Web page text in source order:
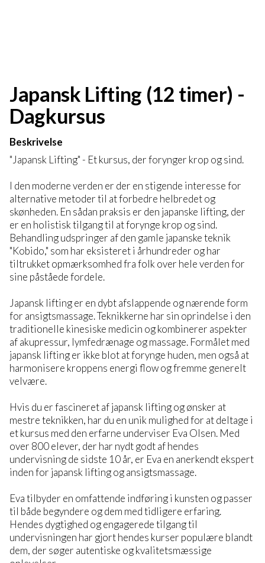
Japansk Lifting (12 timer) -
Dagkursus
Beskrivelse
"Japansk Lifting" - Et kursus, der forynger krop og sind.
I den moderne verden er der en stigende interesse for
alternative metoder til at forbedre helbredet og
skønheden. En sådan praksis er den japanske lifting, der
er en holistisk tilgang til at forynge krop og sind.
Behandling udspringer af den gamle japanske teknik
"Kobido," som har eksisteret i århundreder og har
tiltrukket opmærksomhed fra folk over hele verden for
sine påståede fordele.
Japansk lifting er en dybt afslappende og nærende form
for ansigtsmassage. Teknikkerne har sin oprindelse i den
traditionelle kinesiske medicin og kombinerer aspekter
af akupressur, lymfedrænage og massage. Formålet med
japansk lifting er ikke blot at forynge huden, men også at
harmonisere kroppens energi flow og fremme generelt
velvære.
Hvis du er fascineret af japansk lifting og ønsker at
mestre teknikken, har du en unik mulighed for at deltage i
et kursus med den erfarne underviser Eva Olsen. Med
over 800 elever, der har nydt godt af hendes
undervisning de sidste 10 år, er Eva en anerkendt ekspert
inden for japansk lifting og ansigtsmassage.
Eva tilbyder en omfattende indføring i kunsten og passer
til både begyndere og dem med tidligere erfaring.
Hendes dygtighed og engagerede tilgang til
undervisningen har gjort hendes kurser populære blandt
dem, der søger autentiske og kvalitetsmæssige